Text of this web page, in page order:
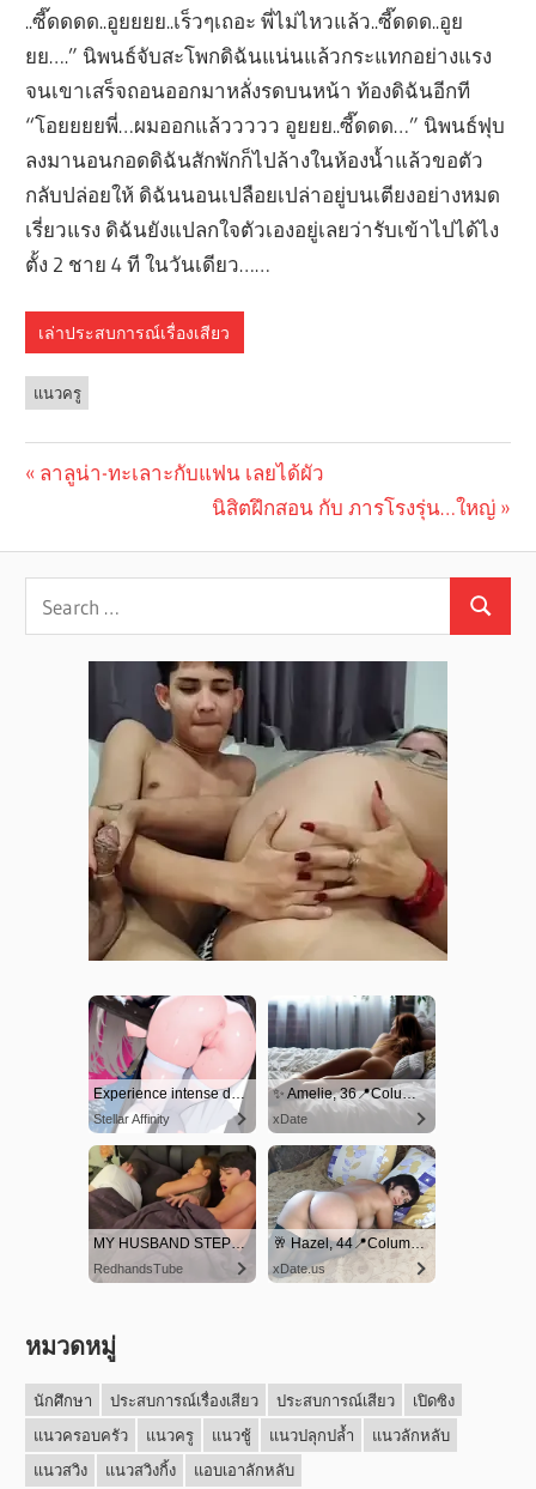
..ซี๊ดดดด..อูยยยย..เร็วๆเถอะ พี่ไม่ไหวแล้ว..ซี๊ดดด..อูย
ยย….” นิพนธ์จับสะโพกดิฉันแน่นแล้วกระแทกอย่างแรง
จนเขาเสร็จถอนออกมาหลั่งรดบนหน้า ท้องดิฉันอีกที
“โอยยยยพี่…ผมออกแล้ววววว อูยยย..ซี๊ดดด…” นิพนธ์ฟุบ
ลงมานอนกอดดิฉันสักพักก็ไปล้างในห้องน้ำแล้วขอตัว
กลับปล่อยให้ ดิฉันนอนเปลือยเปล่าอยู่บนเตียงอย่างหมด
เรี่ยวแรง ดิฉันยังแปลกใจตัวเองอยู่เลยว่ารับเข้าไปได้ไง
ตั้ง 2 ชาย 4 ที ในวันเดียว……
เล่าประสบการณ์เรื่องเสียว
แนวครู
navigation
Previous
ลาลูน่า-ทะเลาะกับแฟน เลยได้ผัว
Next
นิสิตฝึกสอน กับ ภารโรงรุ่น…ใหญ่
หมวดหมู่
นักศึกษา ประสบการณ์เรื่องเสียว ประสบการณ์เสียว
เปิดซิง
แนวครอบครัว
แนวครู แนวชู้ แนวปลุกปล้ำ
แนวลักหลับ
แนวสวิง
แนวสวิงกิ้ง แอบเอาลักหลับ